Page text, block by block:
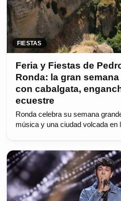
FIESTAS
Feria y Fiestas de
Ronda: la gran
con cabalgata,
ecuestre
Ronda celebra su semana
música y una ciudad volcada en